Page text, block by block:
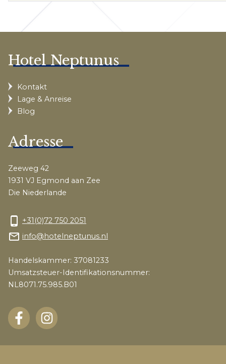
Hotel Neptunus
Kontakt
Lage & Anreise
Blog
Adresse
Zeeweg 42
1931 VJ Egmond aan Zee
Die Niederlande
phone_android +31(0)72 750 2051
mail_outline info@hotelneptunus.nl
Handelskammer: 37081233
Umsatzsteuer-Identifikationsnummer:
NL8071.75.985.B01